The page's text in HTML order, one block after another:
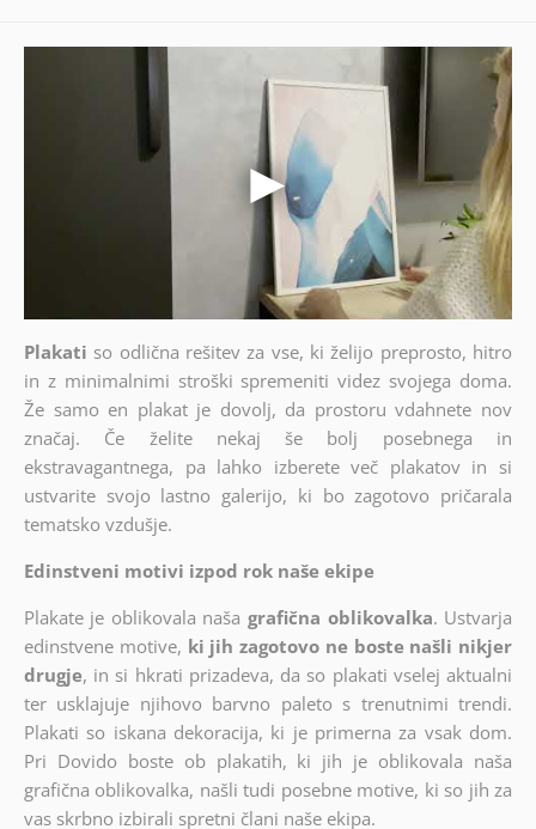
Plakati so odlična rešitev za vse, ki želijo preprosto, hitro
in z minimalnimi stroški spremeniti videz svojega doma.
Že samo en plakat je dovolj, da prostoru vdahnete nov
značaj. Če želite nekaj še bolj posebnega in
ekstravagantnega, pa lahko izberete več plakatov in si
ustvarite svojo lastno galerijo, ki bo zagotovo pričarala
tematsko vzdušje.
Edinstveni motivi izpod rok naše ekipe
Plakate je oblikovala naša grafična oblikovalka. Ustvarja
edinstvene motive, ki jih zagotovo ne boste našli nikjer
drugje, in si hkrati prizadeva, da so plakati vselej aktualni
ter usklajuje njihovo barvno paleto s trenutnimi trendi.
Plakati so iskana dekoracija, ki je primerna za vsak dom.
Pri Dovido boste ob plakatih, ki jih je oblikovala naša
grafična oblikovalka, našli tudi posebne motive, ki so jih za
vas skrbno izbirali spretni člani naše ekipa.